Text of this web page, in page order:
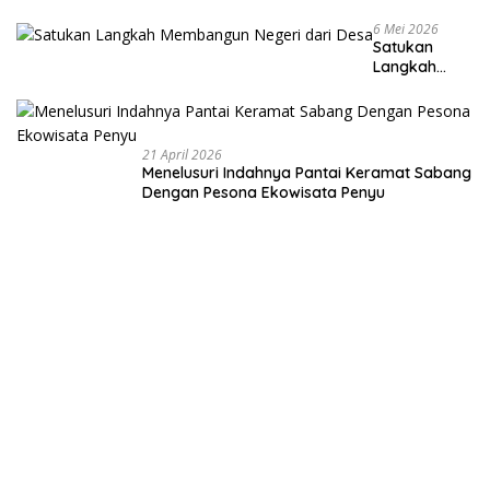
6 Mei 2026
Satukan
Langkah
Negeri dari
Desa
21 April 2026
Menelusuri Indahnya Pantai Keramat Sabang
Dengan Pesona Ekowisata Penyu